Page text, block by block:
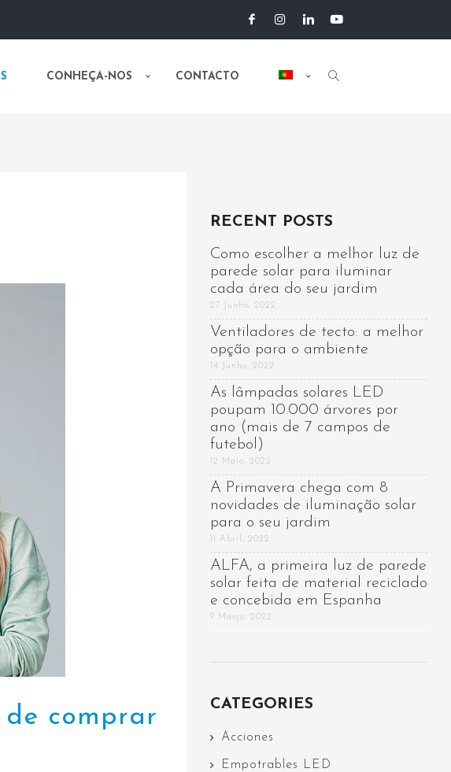
CONHEÇA-NOS CONTACTO
de comprar
RECENT POSTS
Como escolher a melhor luz de
parede solar para iluminar
cada área do seu jardim
27 Junho, 2022
Ventiladores de tecto: a melhor
opção para o ambiente
14 Junho, 2022
As lâmpadas solares LED
poupam 10.000 árvores por
ano (mais de 7 campos de
futebol)
12 Maio, 2022
A Primavera chega com 8
novidades de iluminação solar
para o seu jardim
11 Abril, 2022
ALFA, a primeira luz de parede
solar feita de material reciclado
e concebida em Espanha
9 Março, 2022
CATEGORIES
Acciones
Empotrables LED